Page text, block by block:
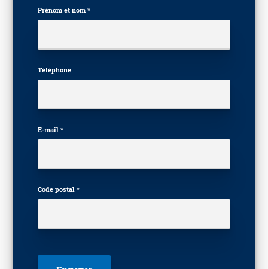
Prénom et nom *
Téléphone
E-mail *
Code postal *